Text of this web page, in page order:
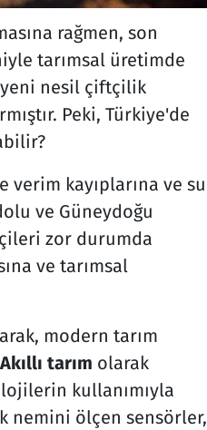
rağmen, son
tarımsal üretimde
yeni nesil çiftçilik
Peki, Türkiye'de
verim kayıplarına ve su
ve Güneydoğu
zor durumda
ve tarımsal
modern tarım
Akıllı tarım olarak
kullanımıyla
nemini ölçen sensörler,